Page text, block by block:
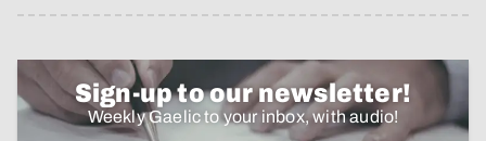
Sign-up to our newsletter!
Weekly Gaelic to your inbox, with audio!